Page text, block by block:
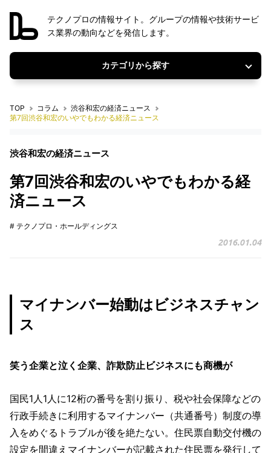
テクノプロの情報サイト。グループの情報や技術サービ
ス業界の動向などを発信します。
カテゴリから探す
TOP コラム
渋谷和宏の経済ニュース
第7回渋谷和宏のいやでもわかる経済ニュース
渋谷和宏の経済ニュース
第7回渋谷和宏のいやでもわかる経
済ニュース
# テクノプロ・ホールディングス
2016.01.04
マイナンバー始動はビジネスチャン
ス
笑う企業と泣く企業、詐欺防止ビジネスにも商機が
国民1人1人に12桁の番号を割り振り、税や社会保障などの
行政手続きに利用するマイナンバー（共通番号）制度の導
入をめぐるトラブルが後を絶たない。住民票自動交付機の
設定を間違えマイナンバーが記載された住民票を発行して